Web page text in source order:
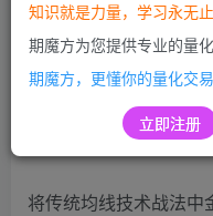
编写需求：
均线金三角是一个传
很麻烦，能不能根据
将传统均线技术战法中
知识就是力量，学习永无
期魔方为您提供专业的量
期魔方，更懂你的量化交
立即注册